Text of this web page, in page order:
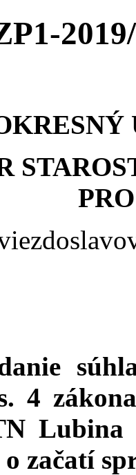
4
začatí